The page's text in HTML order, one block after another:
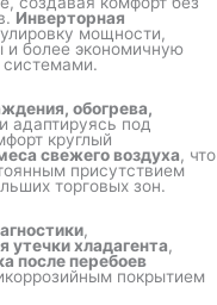
Инверторная
мощности,
и более экономичную
системами.
обогрева,
адаптируясь под
круглый
свежего воздуха, что
присутствием
торговых зон.
,
утечки хладагента,
после перебоев
покрытием